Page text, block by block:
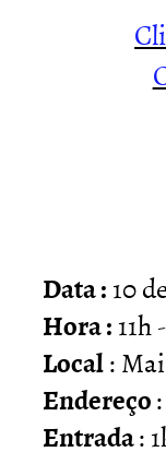
Data :10
Hora :11h
Local:
Endereço
Entrada: